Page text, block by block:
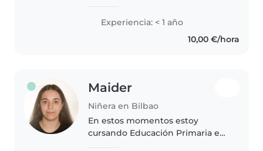
fomentar su desarrollo,
asegurarme de su bienestar y
brindarles un ambiente seguro y
Experiencia: < 1 año
10,00 €/hora
Maider
Niñera en Bilbao
En estos momentos estoy
cursando Educación Primaria en